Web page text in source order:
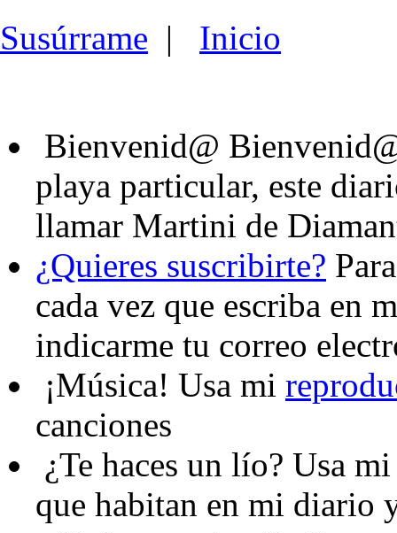
Susúrrame | Inicio
Bienvenid@
playa particular, este
llamar Martini de
¿Quieres suscribirte?
cada vez que escriba en
indicarme tu correo
¡Música! Usa mi
canciones
¿Te haces un lío? Usa
que habitan en mi diario